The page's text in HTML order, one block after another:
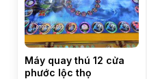
Máy quay thú 12 cửa
phước lộc thọ